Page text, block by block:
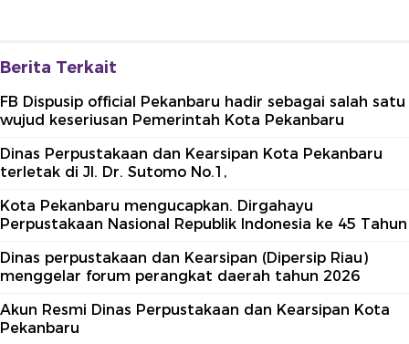
Berita Terkait
FB Dispusip official Pekanbaru hadir sebagai salah satu
wujud keseriusan Pemerintah Kota Pekanbaru
Dinas Perpustakaan dan Kearsipan Kota Pekanbaru
terletak di Jl. Dr. Sutomo No.1,
Kota Pekanbaru mengucapkan. Dirgahayu
Perpustakaan Nasional Republik Indonesia ke 45 Tahun
Dinas perpustakaan dan Kearsipan (Dipersip Riau)
menggelar forum perangkat daerah tahun 2026
Akun Resmi Dinas Perpustakaan dan Kearsipan Kota
Pekanbaru